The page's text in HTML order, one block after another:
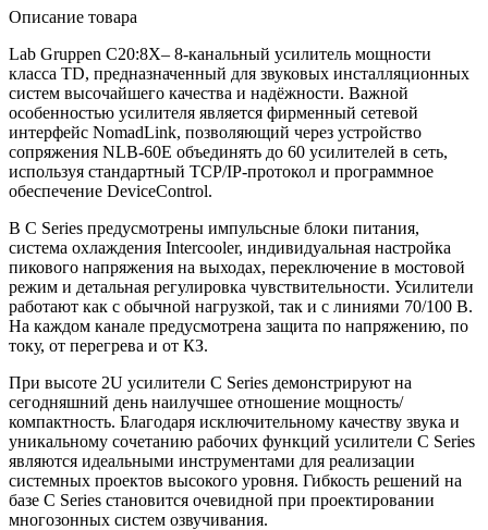
Описание товара
Lab Gruppen C20:8X– 8-канальный усилитель мощности
класса TD, предназначенный для звуковых инсталляционных
систем высочайшего качества и надёжности. Важной
особенностью усилителя является фирменный сетевой
интерфейс NomadLink, позволяющий через устройство
сопряжения NLB-60E объединять до 60 усилителей в сеть,
используя стандартный TCP/IP-протокол и программное
обеспечение DeviceControl.
В C Series предусмотрены импульсные блоки питания,
система охлаждения Intercooler, индивидуальная настройка
пикового напряжения на выходах, переключение в мостовой
режим и детальная регулировка чувствительности. Усилители
работают как с обычной нагрузкой, так и с линиями 70/100 В.
На каждом канале предусмотрена защита по напряжению, по
току, от перегрева и от КЗ.
При высоте 2U усилители C Series демонстрируют на
сегодняшний день наилучшее отношение мощность/
компактность. Благодаря исключительному качеству звука и
уникальному сочетанию рабочих функций усилители C Series
являются идеальными инструментами для реализации
системных проектов высокого уровня. Гибкость решений на
базе C Series становится очевидной при проектировании
многозонных систем озвучивания.